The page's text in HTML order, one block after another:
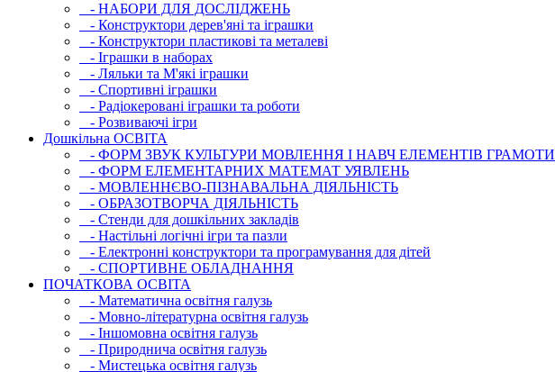
- НАБОРИ ДЛЯ ДОСЛІДЖЕНЬ
- Конструктори дерев'яні та іграшки
- Конструктори пластикові та металеві
- Іграшки в наборах
- Ляльки та М'які іграшки
- Спортивні іграшки
- Радіокеровані іграшки та роботи
- Розвиваючі ігри
Дошкільна ОСВIТА
- ФОРМ ЗВУК КУЛЬТУРИ МОВЛЕННЯ І НАВЧ ЕЛЕМЕНТІВ ГРАМОТИ
- ФОРМ ЕЛЕМЕНТАРНИХ МАТЕМАТ УЯВЛЕНЬ
- МОВЛЕННЄВО-ПІЗНАВАЛЬНА ДІЯЛЬНІСТЬ
- ОБРАЗОТВОРЧА ДІЯЛЬНІСТЬ
- Стенди для дошкільних закладів
- Настільні логічні ігри та пазли
- Електронні конструктори та програмування для дітей
- СПОРТИВНЕ ОБЛАДНАННЯ
ПОЧАТКОВА ОСВIТА
- Математична освітня галузь
- Мовно-літературна освітня галузь
- Iншомовна освітня галузь
- Природнича освітня галузь
- Мистецька освітня галузь